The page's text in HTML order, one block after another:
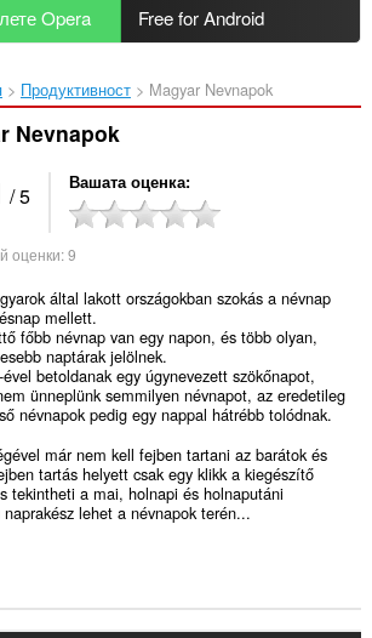
Opera Free for Android
Продуктивност Magyar Nevnapok‎
Nevnapok
/ 5 Вашата оценка
оценки:9
által lakott országokban szokás a névnap
mellett.
főbb névnap van egy napon, és több olyan,
naptárak jelölnek.
betoldanak egy úgynevezett szökőnapot,
ünneplünk semmilyen névnapot, az eredetileg
névnapok pedig egy nappal hátrébb tolódnak.
már nem kell fejben tartani az barátok és
tartás helyett csak egy klikk a kiegészítő
tekintheti a mai, holnapi és holnaputáni
lehet a névnapok terén...